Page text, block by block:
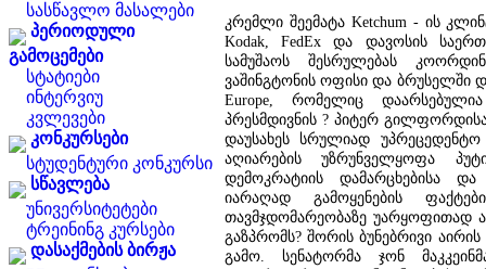
სასწავლო მასალები
პერიოდული
გამოცემები
სტატიები
ინტერვიუ
კვლევები
კონკურსები
სტუდენტური კონკურსი
სწავლება
უნივერსიტეტები
ტრეინინგ კურსები
დასაქმების ბირჟა
კრემლი შეემატა Ketchum - ის
Kodak, FedEx და დავოსის
სამუშაოს შესრულებას
ვაშინგტონის ოფისი და ბრუსელში
Europe, რომელიც
პრესმდივნის ? პიტერ
დაუსახეს სრულიად
აღიარების უზრუნველყოფა
დემოკრატიის დამარცხებისა
იარაღად გამოყენების
თავმჯდომარეობაზე უარყოფითად
გაზპრომს? შორის ბუნებრივი
გამო. სენატორმა ჯონ